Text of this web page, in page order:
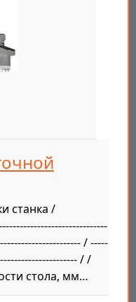
станка /
/ -----
/ /
стола, мм…